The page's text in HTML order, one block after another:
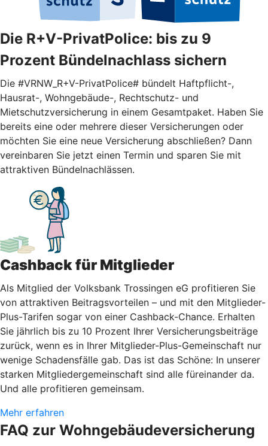
Die R+V-PrivatPolice: bis zu 9
Prozent Bündelnachlass sichern
Die #VRNW_R+V-PrivatPolice# bündelt Haftpflicht-,
Hausrat-, Wohngebäude-, Rechtschutz- und
Mietschutzversicherung in einem Gesamtpaket. Haben Sie
bereits eine oder mehrere dieser Versicherungen oder
möchten Sie eine neue Versicherung abschließen? Dann
vereinbaren Sie jetzt einen Termin und sparen Sie mit
attraktiven Bündelnachlässen.
Cashback für Mitglieder
Als Mitglied der Volksbank Trossingen eG profitieren Sie
von attraktiven Beitragsvorteilen – und mit den Mitglieder-
Plus-Tarifen sogar von einer Cashback-Chance. Erhalten
Sie jährlich bis zu 10 Prozent Ihrer Versicherungsbeiträge
zurück, wenn es in Ihrer Mitglieder-Plus-Gemeinschaft nur
wenige Schadensfälle gab. Das ist das Schöne: In unserer
starken Mitgliedergemeinschaft sind alle füreinander da.
Und alle profitieren gemeinsam.
Mehr erfahren
FAQ zur Wohngebäudeversicherung